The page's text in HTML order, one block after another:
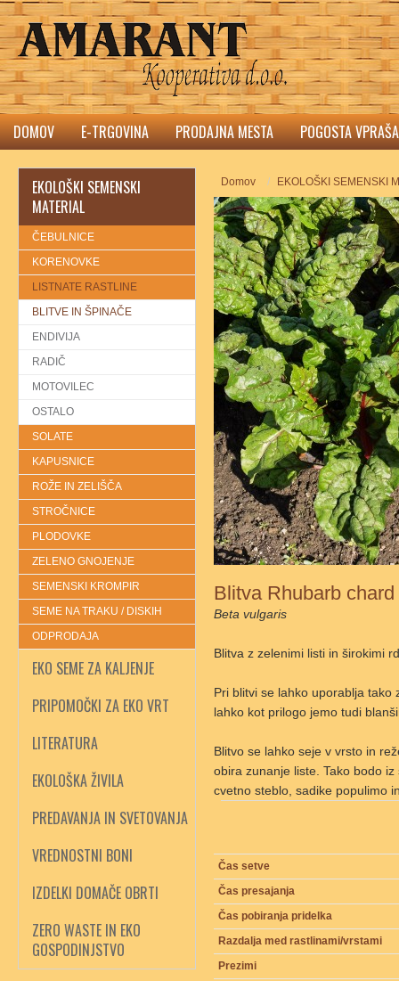
DOMOV E-TRGOVINA PRODAJNA MESTA POGOSTA
EKOLOŠKI SEMENSKI
MATERIAL
ČEBULNICE
KORENOVKE
LISTNATE RASTLINE
BLITVE IN ŠPINAČE
ENDIVIJA
RADIČ
MOTOVILEC
OSTALO
SOLATE
KAPUSNICE
ROŽE IN ZELIŠČA
STROČNICE
PLODOVKE
ZELENO GNOJENJE
SEMENSKI KROMPIR
SEME NA TRAKU / DISKIH
ODPRODAJA
EKO SEME ZA KALJENJE
PRIPOMOČKI ZA EKO VRT
LITERATURA
EKOLOŠKA ŽIVILA
PREDAVANJA IN SVETOVANJA
VREDNOSTNI BONI
IZDELKI DOMAČE OBRTI
ZERO WASTE IN EKO
GOSPODINJSTVO
Domov EKOLOŠKI SEMENSKI
Blitva Rhubarb chard
Beta vulgaris
Blitva z zelenimi listi in širokimi
Pri blitvi se lahko uporablja
lahko kot prilogo jemo tudi
Blitvo se lahko seje v vrsto in
obira zunanje liste. Tako bodo
cvetno steblo, sadike populimo
Čas setve
Čas presajanja
Čas pobiranja pridelka
Razdalja med rastlinami/vrstami
Prezimi